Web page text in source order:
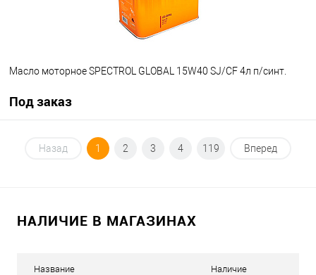
Масло моторное SPECTROL GLOBAL 15W40 SJ/CF 4л п/синт.
Под заказ
Под заказ
Назад 1 2 3 4 119 Вперед
НАЛИЧИЕ В МАГАЗИНАХ
Название Наличие